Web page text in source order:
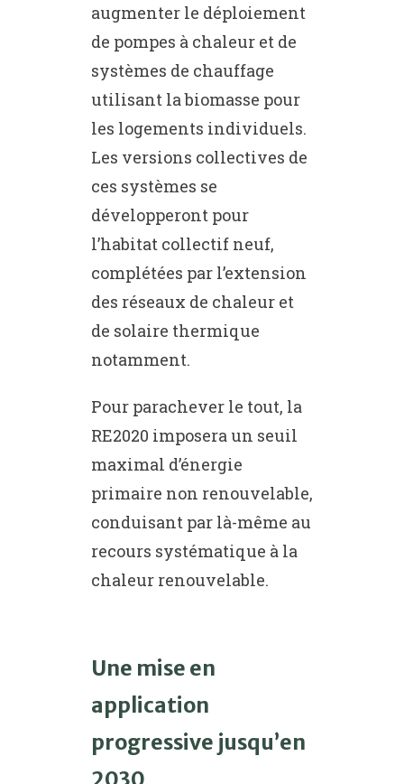
augmenter le déploiement
de pompes à chaleur et de
systèmes de chauffage
utilisant la biomasse pour
les logements individuels.
Les versions collectives de
ces systèmes se
développeront pour
l’habitat collectif neuf,
complétées par l’extension
des réseaux de chaleur et
de solaire thermique
notamment.
Pour parachever le tout, la
RE2020 imposera un seuil
maximal d’énergie
primaire non renouvelable,
conduisant par là-même au
recours systématique à la
chaleur renouvelable.
Une mise en
application
progressive jusqu’en
2030